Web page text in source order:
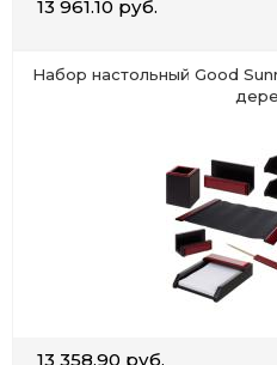
13 961.10 руб.
Набор настольный Good
13 358.90 руб.